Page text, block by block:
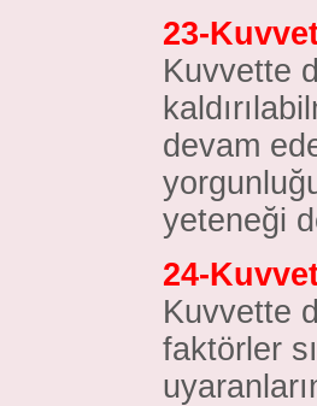
23-
Kuvvette
devam
yeteneği
24-
Kuvvette
faktörler